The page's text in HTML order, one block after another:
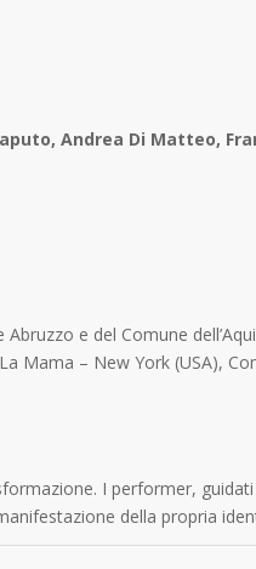
Andrea Di Matteo,
e del Comune
Mama – New York (USA),
I performer, guidati
della propria